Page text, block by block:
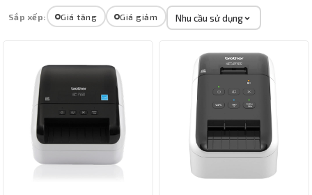
Sắp xếp: Giá tăng Giá giảm Nhu cầu sử dụng